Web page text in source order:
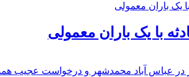
با یک باران معمولی